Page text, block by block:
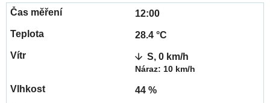
12:00
28.4 °C
S, 0 km/h
Náraz: 10 km/h
44 %